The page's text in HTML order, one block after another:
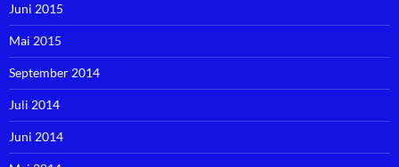
Juni 2015
Mai 2015
September 2014
Juli 2014
Juni 2014